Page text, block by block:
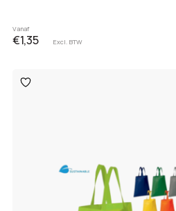
Vanaf
€1,35 Excl. BTW
Toevoegen
aan